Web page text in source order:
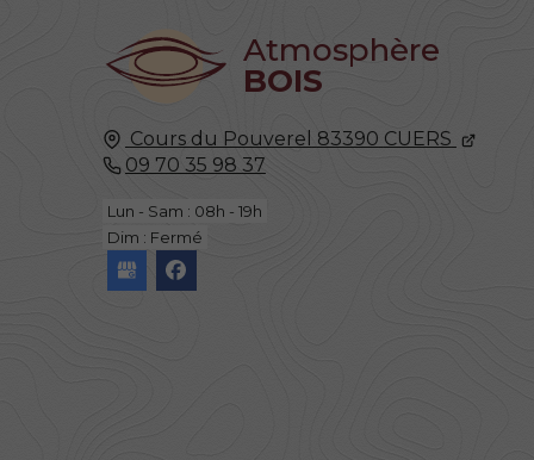
Atmosphère
BOIS
Cours du Pouverel 83390 CUERS
09 70 35 98 37
Lun - Sam : 08h - 19h
Dim : Fermé